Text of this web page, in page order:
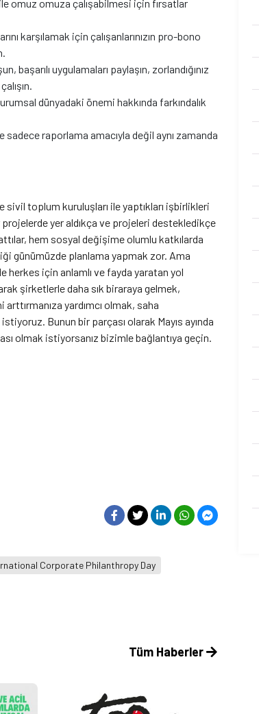
omuz omuza çalışabilmesi için fırsatlar
karşılamak için çalışanlarınızın pro-bono
başarılı uygulamaları paylaşın, zorlandığınız
dünyadaki önemi hakkında farkındalık
raporlama amacıyla değil aynı zamanda
sivil toplum kuruluşları ile yaptıkları işbirlikleri
yer aldıkça ve projeleri destekledikçe
hem sosyal değişime olumlu katkılarda
günümüzde planlama yapmak zor. Ama
herkes için anlamlı ve fayda yaratan yol
şirketlerle daha sık biraraya gelmek,
yardımcı olmak, saha
Bunun bir parçası olarak Mayıs ayında
olmak istiyorsanız bizimle bağlantıya geçin.
Corporate Philanthropy Day
Tüm Haberler